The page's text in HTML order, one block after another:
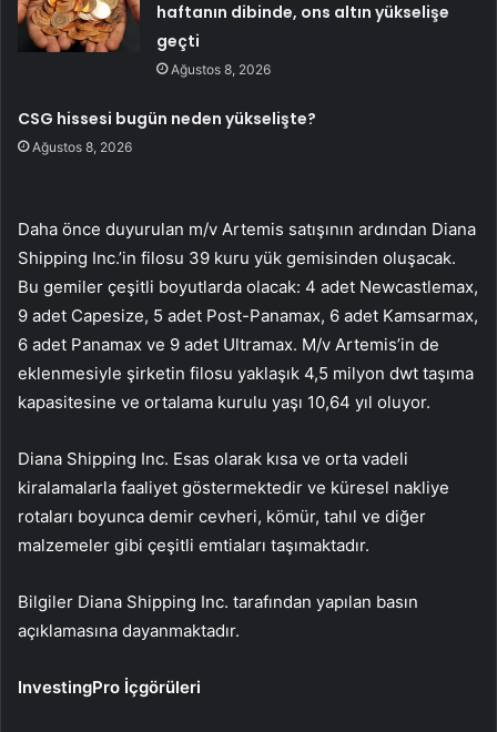
haftanın dibinde, ons altın yükselişe
geçti
Ağustos 8, 2026
CSG hissesi bugün neden yükselişte?
Ağustos 8, 2026
Daha önce duyurulan m/v Artemis satışının ardından Diana
Shipping Inc.’in filosu 39 kuru yük gemisinden oluşacak.
Bu gemiler çeşitli boyutlarda olacak: 4 adet Newcastlemax,
9 adet Capesize, 5 adet Post-Panamax, 6 adet Kamsarmax,
6 adet Panamax ve 9 adet Ultramax. M/v Artemis’in de
eklenmesiyle şirketin filosu yaklaşık 4,5 milyon dwt taşıma
kapasitesine ve ortalama kurulu yaşı 10,64 yıl oluyor.
Diana Shipping Inc. Esas olarak kısa ve orta vadeli
kiralamalarla faaliyet göstermektedir ve küresel nakliye
rotaları boyunca demir cevheri, kömür, tahıl ve diğer
malzemeler gibi çeşitli emtiaları taşımaktadır.
Bilgiler Diana Shipping Inc. tarafından yapılan basın
açıklamasına dayanmaktadır.
InvestingPro İçgörüleri